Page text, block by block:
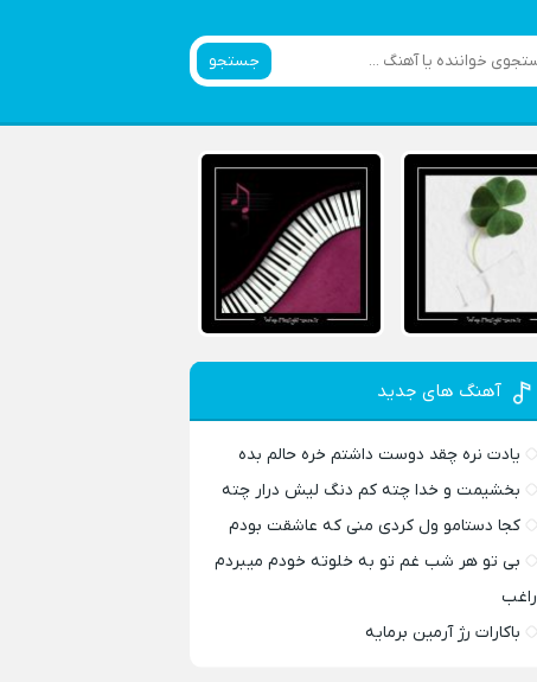
جستجو
آهنگ های جدید
یادت نره چقد دوست داشتم خره حالم بده
بخشیمت و خدا چته کم دنگ لیش درار چته
کجا دستامو ول کردی منی که عاشقت بودم
بی تو هر شب غم تو به خلوته خودم میبردم
راغب
باکارات رژ آرمین برمایه